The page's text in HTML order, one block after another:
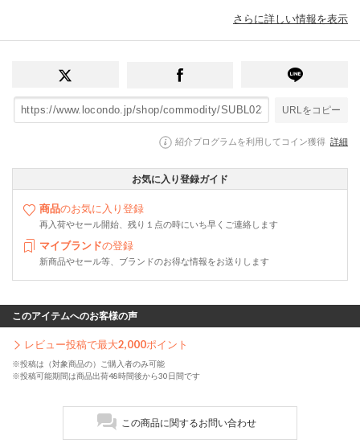
さらに詳しい情報を表示
URLをコピー
紹介プログラムを利用してコイン獲得 詳細
お気に入り登録ガイド
商品のお気に入り登録
再入荷やセール開始、残り１点の時にいち早くご連絡します
マイブランドの登録
新商品やセール等、ブランドのお得な情報をお送りします
このアイテムへのお客様の声
レビュー投稿で最大2,000ポイント
※投稿は（対象商品の）ご購入者のみ可能
※投稿可能期間は商品出荷48時間後から30日間です
この商品に関するお問い合わせ